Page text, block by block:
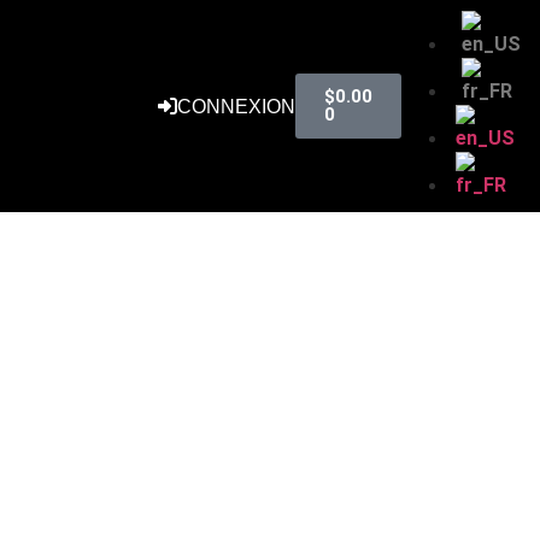
CONNEXION $0.00
0